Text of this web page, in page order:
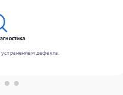
дефекта.